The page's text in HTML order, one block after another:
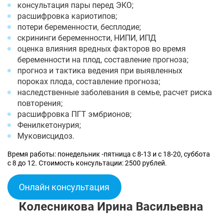
консультация пары перед ЭКО;
расшифровка кариотипов;
потери беременности, бесплодие;
скрининги беременности, НИПИ, ИПД
оценка влияния вредных факторов во время
беременности на плод, составление прогноза;
прогноз и тактика ведения при выявленных
пороках плода, составление прогноза;
наследственные заболевания в семье, расчет риска
повторения;
расшифровка ПГТ эмбрионов;
Фенилкетонурия;
Муковисцидоз.
Время работы: понедельник -пятница с 8-13 и с 18-20, суббота
с 8 до 12. Стоимость консультации: 2500 рублей.
Онлайн консультация
Колесникова Ирина Васильевна